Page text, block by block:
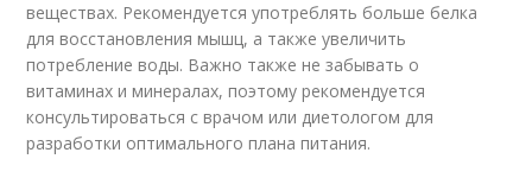
веществах. Рекомендуется употреблять больше белка
для восстановления мышц, а также увеличить
потребление воды. Важно также не забывать о
витаминах и минералах, поэтому рекомендуется
консультироваться с врачом или диетологом для
разработки оптимального плана питания.